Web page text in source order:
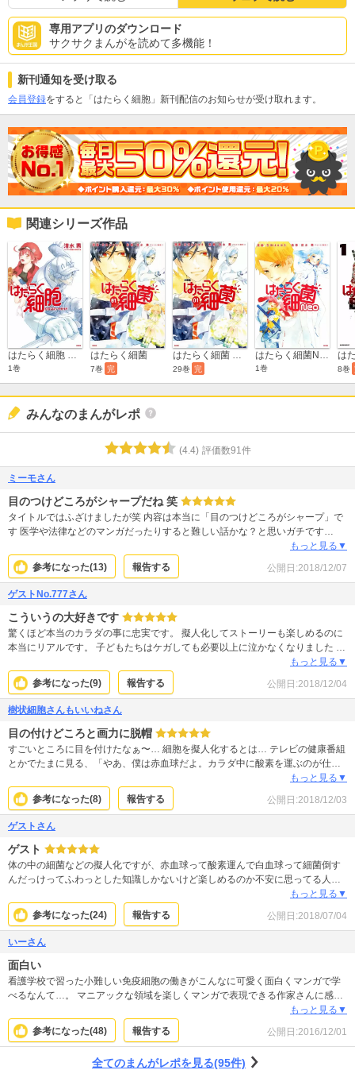
専用アプリのダウンロード
サクサクまんがを読めて多機能！
新刊通知を受け取る
会員登録をすると「はたらく細胞」新刊配信のお知らせが受け取れます。
関連シリーズ作品
1巻
はたらく細菌
7巻 完 29巻 完 1巻 8巻
みんなのまんがレポ
(4.4) 評価数91 件
ミーモさん
目のつけどころがシャープだね 笑
タイトルではふざけましたが笑 内容は本当に「目のつけどころがシャープ」で
す 医学や法律などのマンガだったりすると難しい話かな？と思いガチです
が・・・ 大丈夫です！楽しく読めて、高校の勉強などを復習する感覚で読めま
す 「細胞を擬人化する」←これはガチで素晴らしい発想です 私の身体の中でが
んばってくれている細胞ちゃんたちを愛おしくなりました 「声なき細胞に愛
を・・・ 声なき身体に愛を・・・」 自分の身体に耳を傾けていこう、そう改め
て思わせてくれる作品でした アニメ化にあたり多くの人が、声なき細胞に愛を
注いでくれるといいな、と思います
もっと見る▼
参考になった(13) 報告する 公開日:2018/12/07
ゲストNo.777さん
こういうの大好きです
驚くほど本当のカラダの事に忠実です。 擬人化してストーリーも楽しめるのに
本当にリアルです。 子どもたちはケガしても必要以上に泣かなくなりました 赤
血球ちゃんよかったね血小板ちゃん頑張ってくれてありがとう 熱が出れば 以前
は不機嫌撒き散らし大人しく寝てくれなかったけれど ガンバれおれのカラダ！
となるべく安静を心掛けてくれる。 アニメも楽しかったけれど本はベッドの中
でも読めるし 中学の理科と保健の授業に出てきた時はその時のテスト平均が95
点だったらしいです 何より日常生活につなげられるのが素晴らしい かわいらし
く男女問わず楽しく読める画力がすごい作品です
もっと見る▼
参考になった(9) 報告する 公開日:2018/12/04
樹状細胞さんもいいねさん
目の付けどころと画力に脱帽
すごいところに目を付けたなぁ〜… 細胞を擬人化するとは… テレビの健康番組
とかでたまに見る、「やあ、僕は赤血球だよ。カラダ中に酸素を運ぶのが仕事
なんだ」とかやってるアレを漫画にしちゃうなんてね。 しかも、キャラがみん
な濃い！それぞれ個性的で、魅力的！ たまに専門的な解説はあるけど、理科の
お勉強という感じではなく、読み飛ばしても問題ないし、読めば自然と体の仕
組みに詳しくなっちゃう笑 しまいにはがん細胞なんかも出て来ちゃうしね。ま
あこれはがん患者の神経を逆撫でしそうとも思うけど、作者さん絶対このがん
細胞キャラ大好きでしょってくらい、迫力ある絵に並々ならぬ愛情を感じま
す。 とにかく画力半端ないです。
もっと見る▼
参考になった(8) 報告する 公開日:2018/12/03
ゲストさん
ゲスト
体の中の細菌などの擬人化ですが、赤血球って酸素運んで白血球って細菌倒す
んだっけってふわっとした知識しかないけど楽しめるのか不安に思ってる人が
いるなら安心してください。 あ！ここ学校の授業でやったような聞いたことあ
るような！という単語や生物が面白く分かりやすくあります。 専門的に知って
た方が楽しめるので、調べて読み返して、また調べてをついやってしまう面白
さがあります。アニメ化もするので、かなり期待値が高くおすすめできます。
もっと見る▼
参考になった(24) 報告する 公開日:2018/07/04
いーさん
面白い
看護学校で習った小難しい免疫細胞の働きがこんなに可愛く面白くマンガで学
べるなんて…。 マニアックな領域を楽しくマンガで表現できる作家さんに感動
もっと見る▼
参考になった(48) 報告する 公開日:2016/12/01
全てのまんがレポを見る(95件)